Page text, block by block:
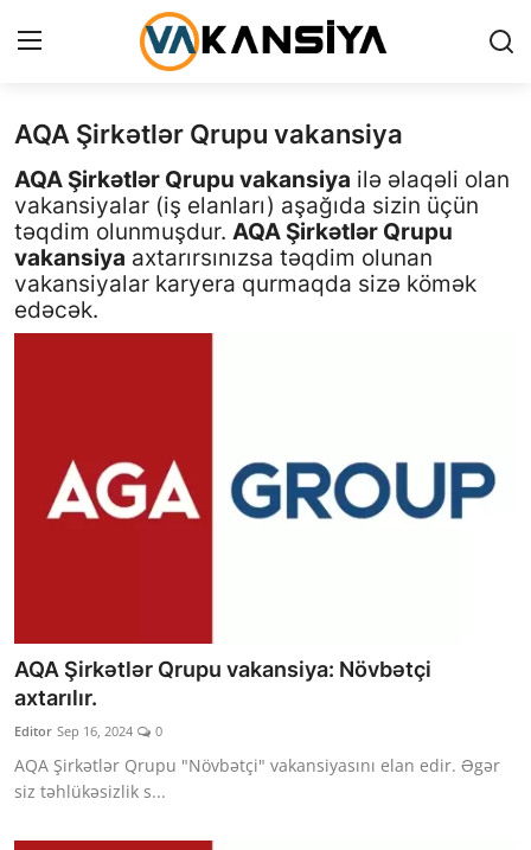
Login Register
Ana səhifə
Vakansiyalar
Maliyyə
AZ
AQA Şirkətlər Qrupu vakansiya
AQA Şirkətlər Qrupu vakansiya ilə əlaqəli olan
vakansiyalar (iş elanları) aşağıda sizin üçün
təqdim olunmuşdur. AQA Şirkətlər Qrupu
vakansiya axtarırsınızsa təqdim olunan
vakansiyalar karyera qurmaqda sizə kömək
edəcək.
AQA Şirkətlər Qrupu vakansiya: Növbətçi
axtarılır.
Editor Sep 16, 2024 0
AQA Şirkətlər Qrupu "Növbətçi" vakansiyasını elan edir. Əgər
siz təhlükəsizlik s...